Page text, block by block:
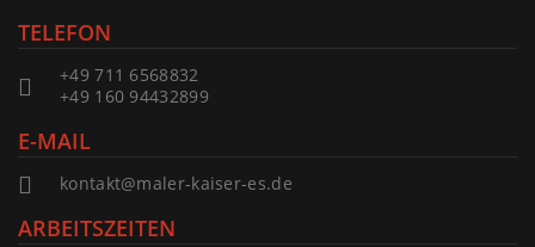
TELEFON
+49 711 6568832
+49 160 94432899
E-MAIL
kontakt@maler-kaiser-es.de
ARBEITSZEITEN